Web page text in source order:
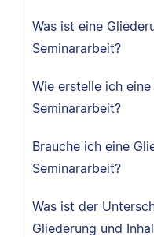
Was ist eine
Seminararbeit?
Wie erstelle ich
Seminararbeit?
Brauche ich eine
Seminararbeit?
Was ist der
Gliederung und